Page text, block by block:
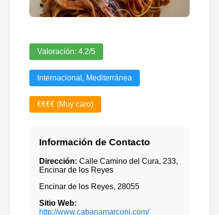
Valoración: 4.2/5
Internacional, Mediterránea
€€€€ (Muy caro)
Información de Contacto
Dirección: Calle Camino del Cura, 233,
Encinar de los Reyes
Encinar de los Reyes, 28055
Sitio Web:
http://www.cabanamarconi.com/